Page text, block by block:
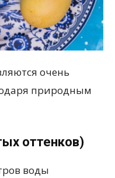
очень
природным
оттенков)
воды